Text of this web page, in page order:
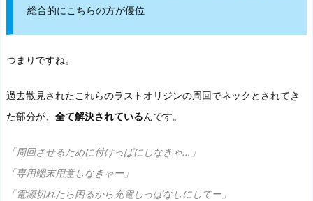
総合的にこちらの方が優位
つまりですね。
過去散見されたこれらのラストオリジンの周回でネックとされてき
た部分が、 全て解決されているんです。
「周回させるために付けっぱにしなきゃ…」
「専用端末用意しなきゃー」
「電源切れたら困るから充電しっぱなしにしてー」